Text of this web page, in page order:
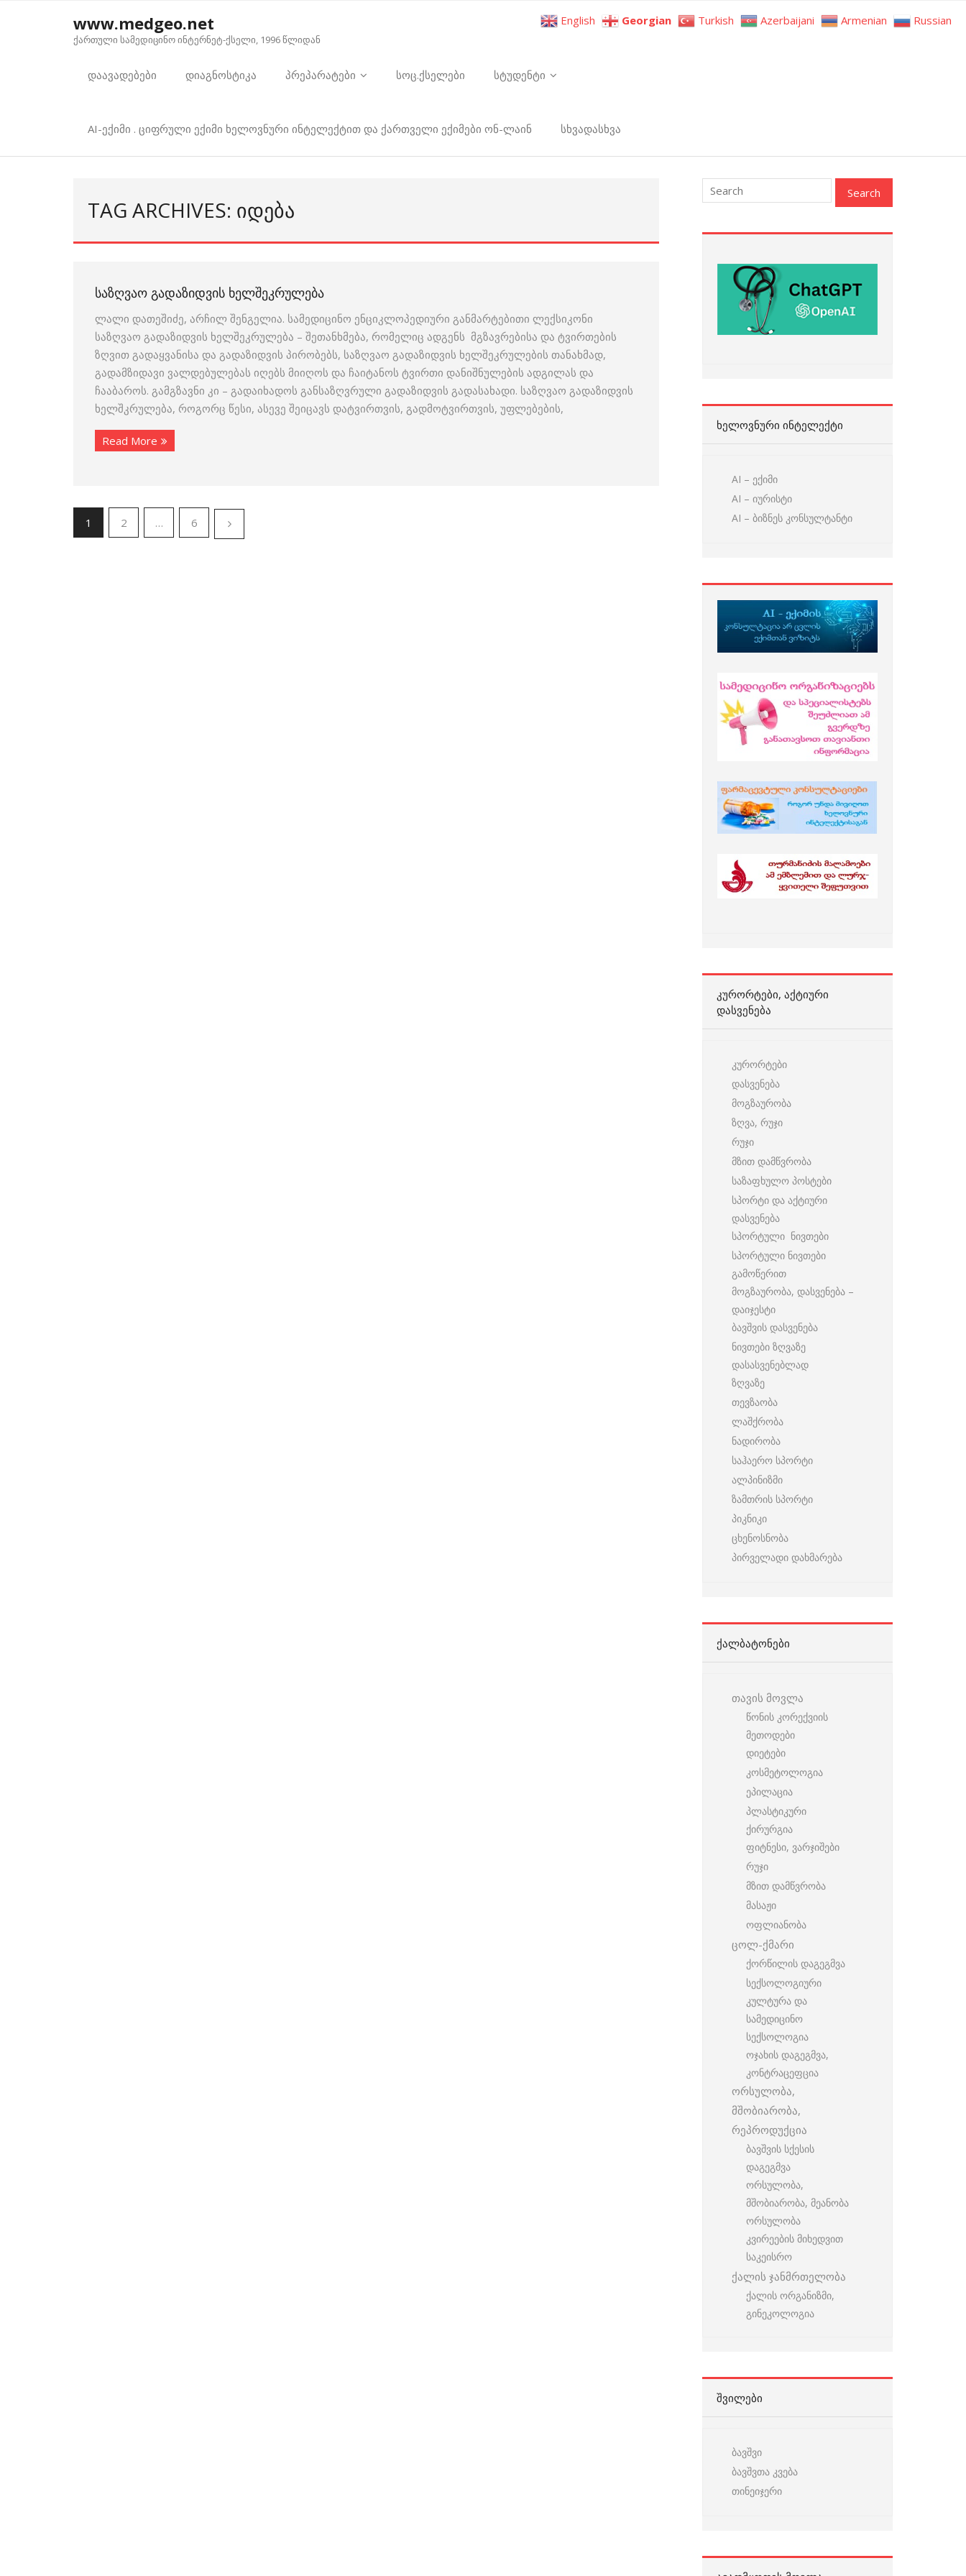
www.medgeo.net
ქართული სამედიცინო ინტერნეტ-ქსელი, 1996 წლიდან
დაავადებები დიაგნოსტიკა პრეპარატები სოც.ქსელები სტუდენტი
AI-ექიმი . ციფრული ექიმი ხელოვნური ინტელექტით და ქართველი ექიმები ონ-ლაინ სხვადასხვა
TAG ARCHIVES: ᲘᲓᲔᲑᲐ
ᲡᲐᲖᲦᲕᲐᲝ ᲒᲐᲓᲐᲖᲘᲓᲕᲘᲡ ᲮᲔᲚᲨᲔᲙᲠᲣᲚᲔᲑᲐ
ლალი დათეშიძე, არჩილ შენგელია. სამედიცინო ენციკლოპედიური განმარტებითი ლექსიკონი
საზღვაო გადაზიდვის ხელშეკრულება – შეთანხმება, რომელიც ადგენს მგზავრებისა და ტვირთების
ზღვით გადაყვანისა და გადაზიდვის პირობებს, საზღვაო გადაზიდვის ხელშეკრულების თანახმად,
გადამზიდავი ვალდებულებას იღებს მიიღოს და ჩაიტანოს ტვირთი დანიშნულების ადგილას და
ჩააბაროს. გამგზავნი კი – გადაიხადოს განსაზღვრული გადაზიდვის გადასახადი. საზღვაო გადაზიდვის
ხელშკრულება, როგორც წესი, ასევე შეიცავს დატვირთვის, გადმოტვირთვის, უფლებების,
Read More
1 2 … 6
ᲮᲔᲚᲝᲕᲜᲣᲠᲘ ᲘᲜᲢᲔᲚᲔᲥᲢᲘ
AI – ექიმი
AI – იურისტი
AI – ბიზნეს კონსულტანტი
ᲙᲣᲠᲝᲠᲢᲔᲑᲘ, ᲐᲥᲢᲘᲣᲠᲘ
ᲓᲐᲡᲕᲔᲜᲔᲑᲐ
კურორტები
დასვენება
მოგზაურობა
ზღვა, რუჯი
რუჯი
მზით დამწვრობა
საზაფხულო პოსტები
სპორტი და აქტიური
დასვენება
სპორტული ნივთები
სპორტული ნივთები
გამოწერით
მოგზაურობა, დასვენება –
დაიჯესტი
ბავშვის დასვენება
ნივთები ზღვაზე
დასასვენებლად
ზღვაზე
თევზაობა
ლაშქრობა
ნადირობა
საჰაერო სპორტი
ალპინიზმი
ზამთრის სპორტი
პიკნიკი
ცხენოსნობა
პირველადი დახმარება
ᲥᲐᲚᲑᲐᲢᲝᲜᲔᲑᲘ
თავის მოვლა
წონის კორექვიის
მეთოდები
დიეტები
კოსმეტოლოგია
ეპილაცია
პლასტიკური
ქირურგია
ფიტნესი, ვარჯიშები
რუჯი
მზით დამწვრობა
მასაჟი
ოფლიანობა
ცოლ-ქმარი
ქორწილის დაგეგმვა
სექსოლოგიური
კულტურა და
სამედიცინო
სექსოლოგია
ოჯახის დაგეგმვა,
კონტრაცეფცია
ორსულობა,
მშობიარობა,
რეპროდუქცია
ბავშვის სქესის
დაგეგმვა
ორსულობა,
მშობიარობა, მეანობა
ორსულობა
კვირეების მიხედვით
საკეისრო
ქალის ჯანმრთელობა
ქალის ორგანიზმი,
გინეკოლოგია
ᲨᲕᲘᲚᲔᲑᲘ
ბავშვი
ბავშვთა კვება
თინეიჯერი
English Georgian Turkish Azerbaijani Armenian Russian